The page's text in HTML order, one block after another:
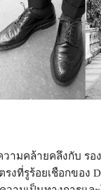
วามคล้ายคลึงกับ รอ
งที่รูร้อยเชือกของ